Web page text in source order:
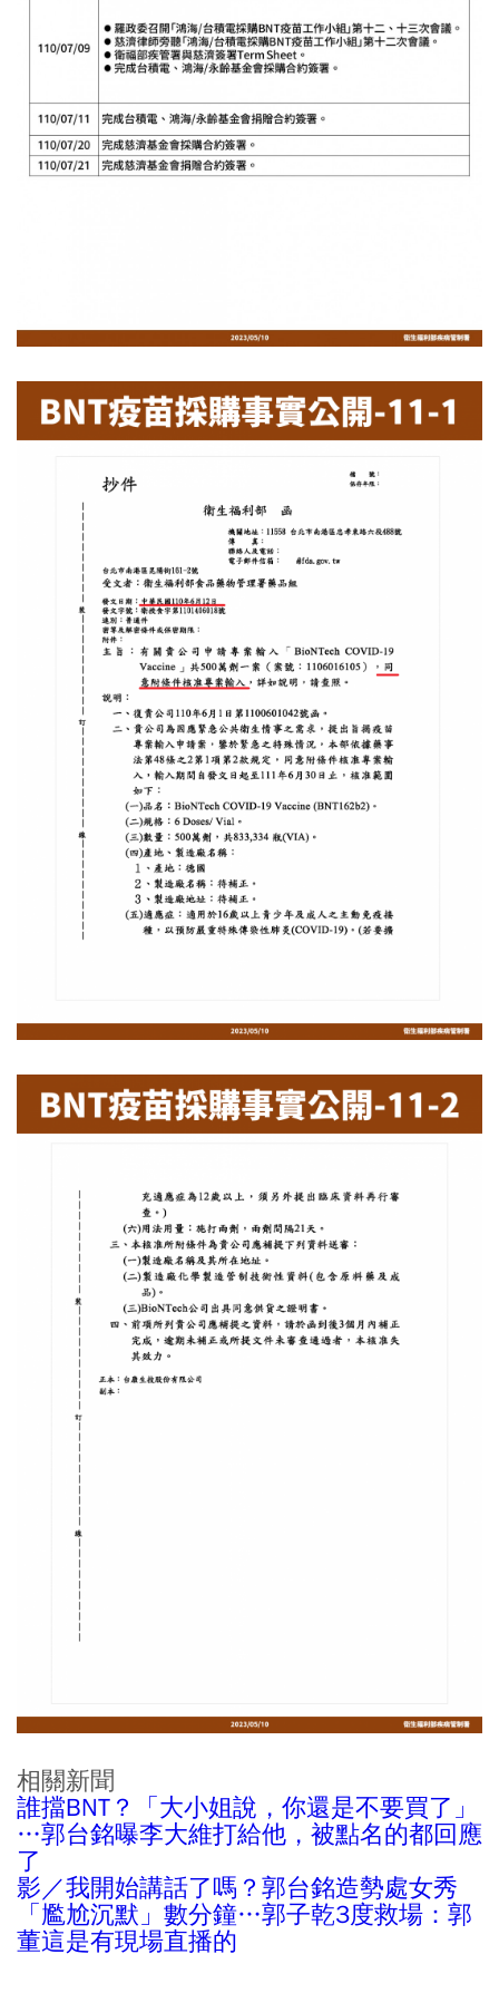
相關新聞
誰擋BNT？「大小姐說，你還是不要買了」
…郭台銘曝李大維打給他，被點名的都回應
了
影／我開始講話了嗎？郭台銘造勢處女秀
「尷尬沉默」數分鐘…郭子乾3度救場：郭
董這是有現場直播的